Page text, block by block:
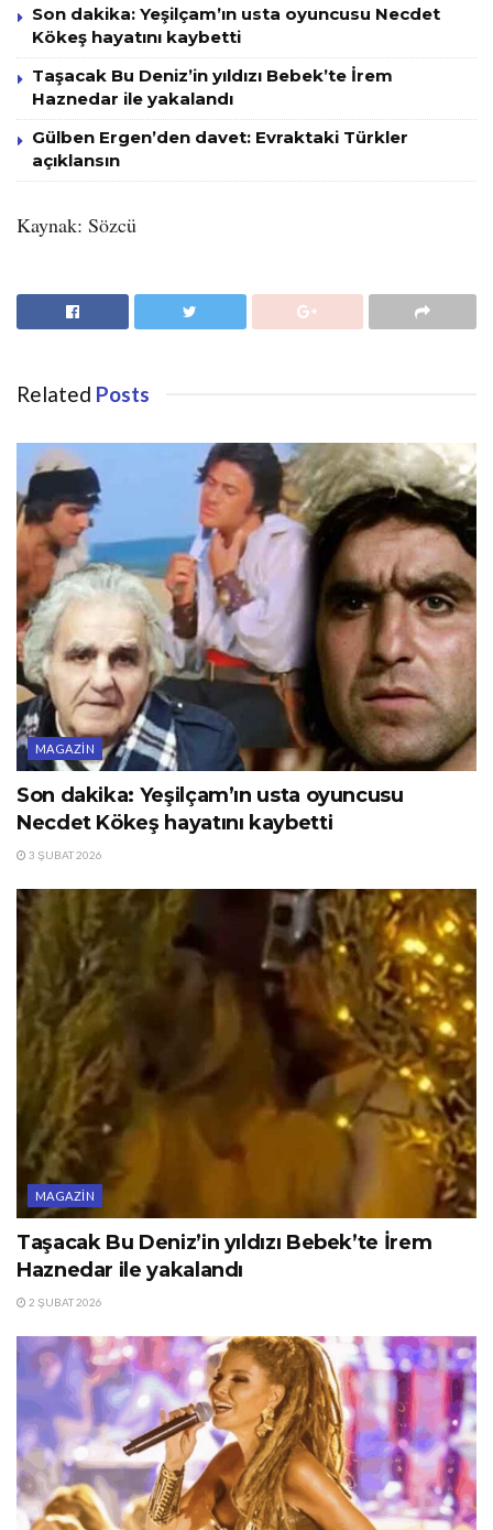
Son dakika: Yeşilçam’ın usta oyuncusu Necdet
Kökeş hayatını kaybetti
Taşacak Bu Deniz’in yıldızı Bebek’te İrem
Haznedar ile yakalandı
Gülben Ergen’den davet: Evraktaki Türkler
açıklansın
Kaynak: Sözcü
Related Posts
MAGAZIN
Son dakika: Yeşilçam’ın usta oyuncusu
Necdet Kökeş hayatını kaybetti
3 ŞUBAT 2026
MAGAZIN
Taşacak Bu Deniz’in yıldızı Bebek’te İrem
Haznedar ile yakalandı
2 ŞUBAT 2026